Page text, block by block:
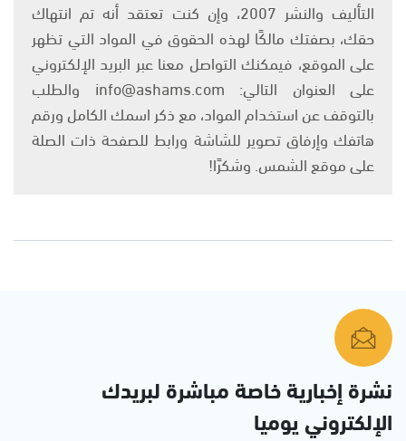
التأليف والنشر 2007، وإن كنت تعتقد أنه تم انتهاك
حقك، بصفتك مالكًا لهذه الحقوق في المواد التي تظهر
على الموقع، فيمكنك التواصل معنا عبر البريد الإلكتروني
على العنوان التالي: info@ashams.com والطلب
بالتوقف عن استخدام المواد، مع ذكر اسمك الكامل ورقم
هاتفك وإرفاق تصوير للشاشة ورابط للصفحة ذات الصلة
على موقع الشمس. وشكرًا!
نشرة إخبارية خاصة مباشرة لبريدك
الإلكتروني يوميا